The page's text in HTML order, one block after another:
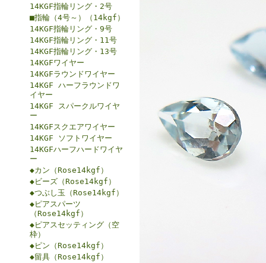
14KGF指輪リング・2号
■指輪（4号～）（14kgf）
14KGF指輪リング・9号
14KGF指輪リング・11号
14KGF指輪リング・13号
14KGFワイヤー
14KGFラウンドワイヤー
14KGF ハーフラウンドワ
イヤー
14KGF スパークルワイヤ
ー
14KGFスクエアワイヤー
14KGF ソフトワイヤー
14KGFハーフハードワイヤ
ー
◆カン（Rose14kgf）
◆ビーズ（Rose14kgf）
◆つぶし玉（Rose14kgf）
◆ピアスパーツ
（Rose14kgf）
◆ピアスセッティング（空
枠）
◆ピン（Rose14kgf）
◆留具（Rose14kgf）